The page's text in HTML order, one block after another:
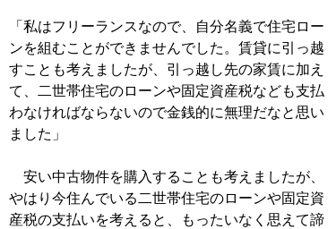
「私はフリーランスなので、自分名義で住宅ロー
ンを組むことができませんでした。賃貸に引っ越
すことも考えましたが、引っ越し先の家賃に加え
て、二世帯住宅のローンや固定資産税なども支払
わなければならないので金銭的に無理だなと思い
ました」
安い中古物件を購入することも考えましたが、
やはり今住んでいる二世帯住宅のローンや固定資
産税の支払いを考えると、もったいなく思えて諦